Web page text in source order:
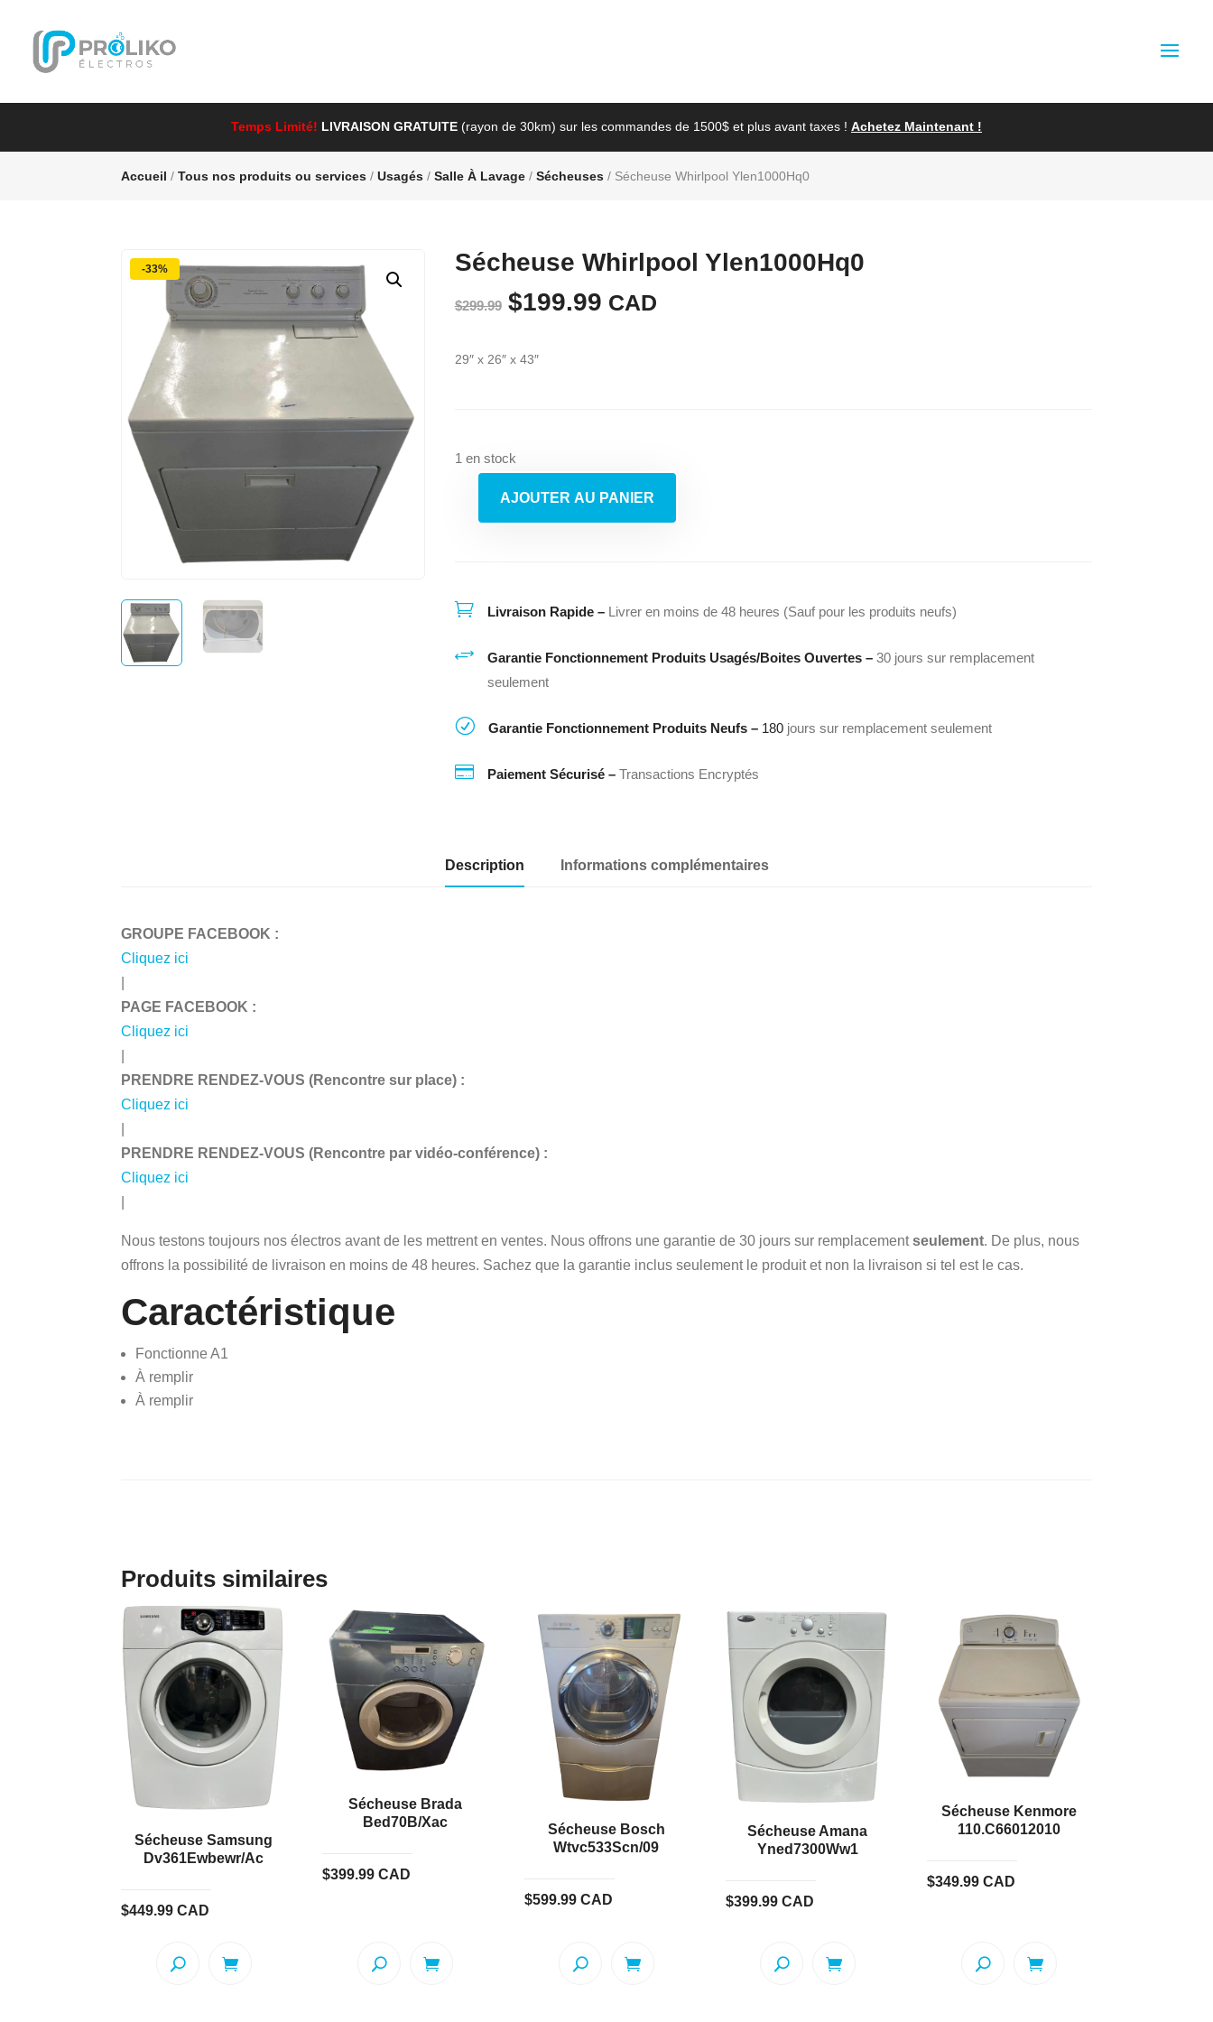
Temps Limité! LIVRAISON GRATUITE (rayon de 30km) sur les commandes de 1500$ et plus avant taxes ! Achetez Maintenant !
Accueil /Tous nos produits ou services /Usagés /Salle À Lavage /Sécheuses / Sécheuse Whirlpool Ylen1000Hq0
-33% Sécheuse Whirlpool Ylen1000Hq0
$299.99 Le
initial
$199.99Le
CAD
29″ x 26″ x 43″
1 en stock
Ylen1000Hq0
AJOUTER AU PANIER
 Livraison Rapide – Livrer en moins de 48 heures (Sauf pour les produits neufs)
+ Garantie Fonctionnement Produits Usagés/Boites Ouvertes – 30 jours sur remplacement
seulement
R Garantie Fonctionnement Produits Neufs –180jours sur remplacement seulement
 Paiement Sécurisé – Transactions Encryptés
Description Informations complémentaires
GROUPE FACEBOOK :
Cliquez ici
PAGE FACEBOOK :
Cliquez ici
PRENDRE RENDEZ-VOUS (Rencontre sur place) :
Cliquez ici
PRENDRE RENDEZ-VOUS (Rencontre par vidéo-conférence) :
Cliquez ici
Nous testons toujours nos électros avant de les mettrent en ventes. Nous offrons une garantie de 30 jours sur remplacementseulement. De plus, nous
offrons la possibilité de livraison en moins de 48 heures. Sachez que la garantie inclus seulement le produit et non la livraison si tel est le cas.
Caractéristique
Fonctionne A1
À remplir
À remplir
Produits similaires
Sécheuse Samsung
Dv361Ewbewr/Ac
$449.99 CAD
Sécheuse Brada
Bed70B/Xac
$399.99 CAD
Sécheuse Bosch
Wtvc533Scn/09
$599.99 CAD
Sécheuse Amana
Yned7300Ww1
$399.99 CAD
Sécheuse Kenmore
110.C66012010
$349.99 CAD